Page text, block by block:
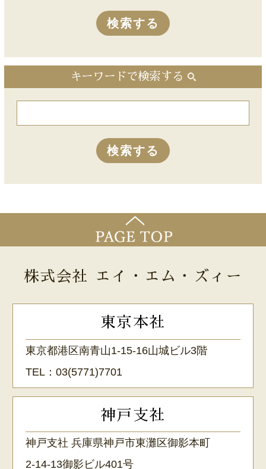
キーワードで検索する
株式会社 エイ・エム・ズィー
東京本社
東京都港区南青山1-15-16山城ビル3階
TEL：03(5771)7701
神戸支社
神戸支社 兵庫県神戸市東灘区御影本町
2-14-13御影ビル401号